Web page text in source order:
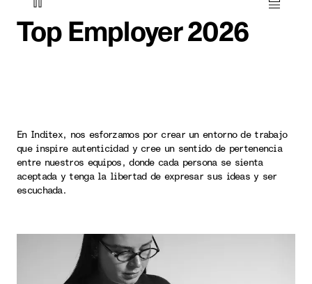
Top Employer 2026
En Inditex, nos esforzamos por crear un entorno de trabajo
que inspire autenticidad y cree un sentido de pertenencia
entre nuestros equipos, donde cada persona se sienta
aceptada y tenga la libertad de expresar sus ideas y ser
escuchada.